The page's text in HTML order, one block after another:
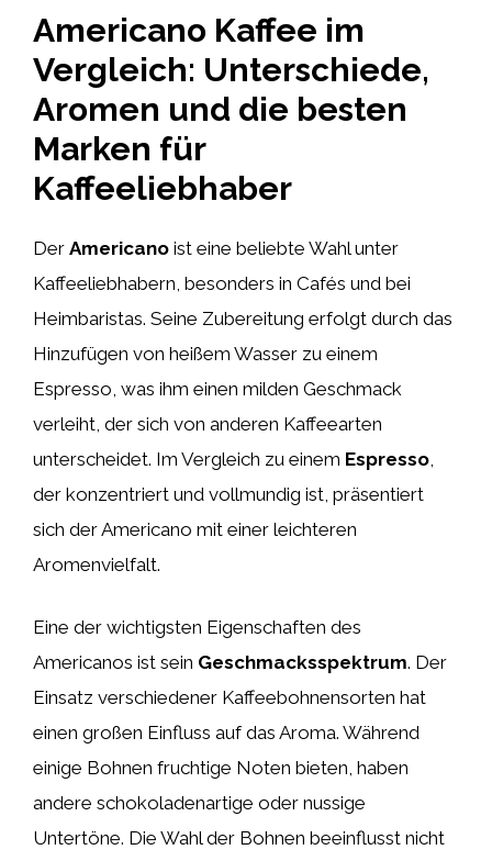
Americano Kaffee im
Vergleich: Unterschiede,
Aromen und die besten
Marken für
Kaffeeliebhaber
Der Americano ist eine beliebte Wahl unter
Kaffeeliebhabern, besonders in Cafés und bei
Heimbaristas. Seine Zubereitung erfolgt durch das
Hinzufügen von heißem Wasser zu einem
Espresso, was ihm einen milden Geschmack
verleiht, der sich von anderen Kaffeearten
unterscheidet. Im Vergleich zu einem Espresso
der konzentriert und vollmundig ist, präsentiert
sich der Americano mit einer leichteren
Aromenvielfalt.
Eine der wichtigsten Eigenschaften des
Americanos ist sein Geschmacksspektrum. Der
Einsatz verschiedener Kaffeebohnensorten hat
einen großen Einfluss auf das Aroma. Während
einige Bohnen fruchtige Noten bieten, haben
andere schokoladenartige oder nussige
Untertöne. Die Wahl der Bohnen beeinflusst nicht